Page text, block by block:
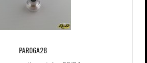
PAR06A28